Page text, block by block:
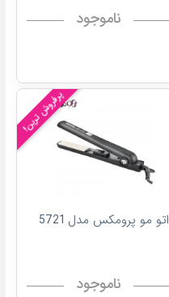
ناموجود
پرفروش ترین!
اتو مو پرومکس مدل 5721
ناموجود